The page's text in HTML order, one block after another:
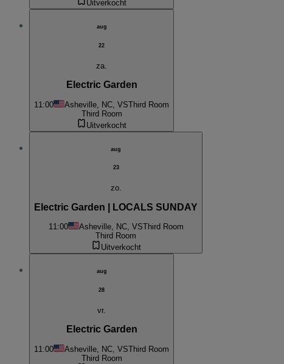
Uitverkocht
aug
22
za.
Electric Garden
11:00 Asheville, NC, VSThird Room
Third Room
Uitverkocht
aug
23
zo.
Electric Garden | LOCALS SUNDAY
11:00 Asheville, NC, VSThird Room
Third Room
Uitverkocht
aug
28
vr.
Electric Garden
11:00 Asheville, NC, VSThird Room
Third Room